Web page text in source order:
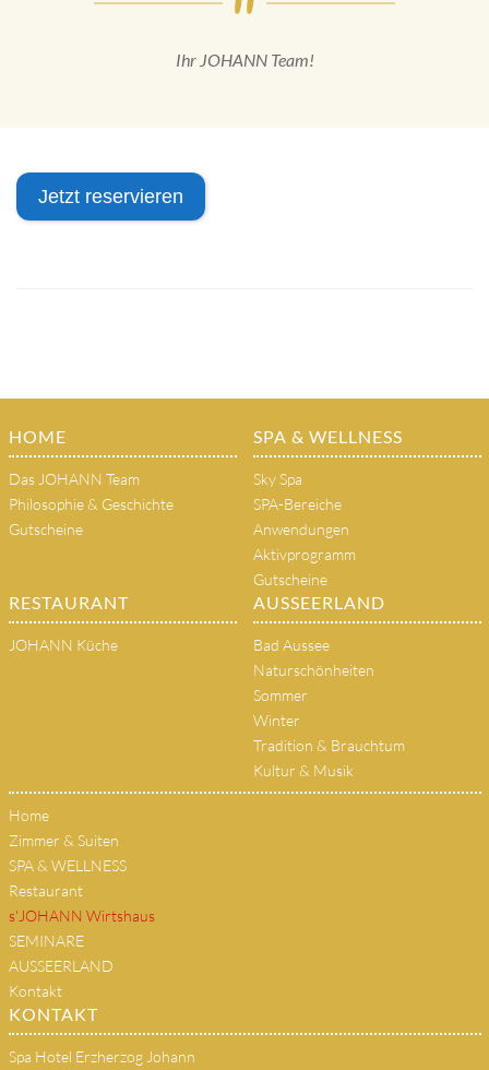
Ihr JOHANN Team!
Jetzt reservieren
HOME
Das JOHANN Team
Philosophie & Geschichte
Gutscheine
SPA & WELLNESS
Sky Spa
SPA-Bereiche
Anwendungen
Aktivprogramm
Gutscheine
RESTAURANT
JOHANN Küche
AUSSEERLAND
Bad Aussee
Naturschönheiten
Sommer
Winter
Tradition & Brauchtum
Kultur & Musik
Home
Zimmer & Suiten
SPA & WELLNESS
Restaurant
s'JOHANN Wirtshaus
SEMINARE
AUSSEERLAND
Kontakt
KONTAKT
Spa Hotel Erzherzog Johann